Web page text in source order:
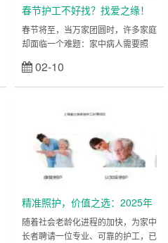
春节护工不好找？找爱之缘！
为您提供安心无忧的春节护工
解决方案
春节将至，当万家团圆时，许多家庭
却面临一个难题：家中病人需要照
“一工难求”。别担心，爱之缘家政为
您提供全年无休、春节不停歇的专业
无忧！ 为什么春节护工特别难找？
的护工为外来务工人员，春节期间集
中返乡 需求集中爆发：节日期间住
院患者减少出院，但护理需求不减反
致临时报价……
02-10
上海医院护
工
精准照护，价值之选：2025年
上海老人护工月薪解析与服务
推荐
随着社会老龄化进程的加快，为家中
长者聘请一位专业、可靠的护工，已